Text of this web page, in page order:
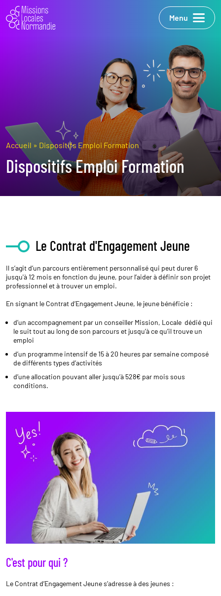
Menu
Accueil » Dispositifs Emploi Formation
Dispositifs Emploi Formation
Le Contrat d'Engagement Jeune
Il s’agit d’un parcours entièrement personnalisé qui peut durer 6
jusqu'à 12 mois en fonction du jeune, pour l’aider à définir son projet
professionnel et à trouver un emploi.
En signant le Contrat d’Engagement Jeune, le jeune bénéficie :
d’un accompagnement par un conseiller Mission, Locale dédié qui
le suit tout au long de son parcours et jusqu’à ce qu’il trouve un
emploi
d’un programme intensif de 15 à 20 heures par semaine composé
de différents types d’activités
d’une allocation pouvant aller jusqu’à 528€ par mois sous
conditions.
C'est pour qui ?
Le Contrat d’Engagement Jeune s’adresse à des jeunes :